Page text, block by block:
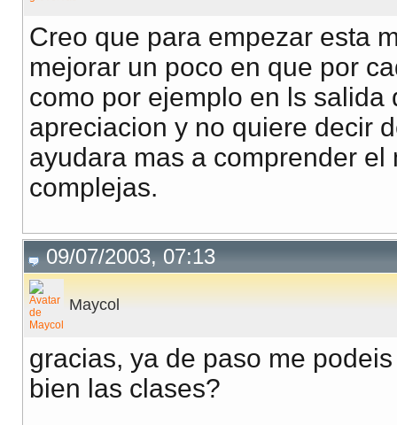
}else{
echo
}
}elseif($this->
if($this->
}else{
echo
}
}else{
$this ->error
}
Creo que para empezar esta
mejorar un poco en que por
como por ejemplo en ls salida
apreciacion y no quiere decir
ayudara mas a comprender
complejas.
09/07/2003, 07:13
Maycol
gracias, ya de paso me
bien las clases?